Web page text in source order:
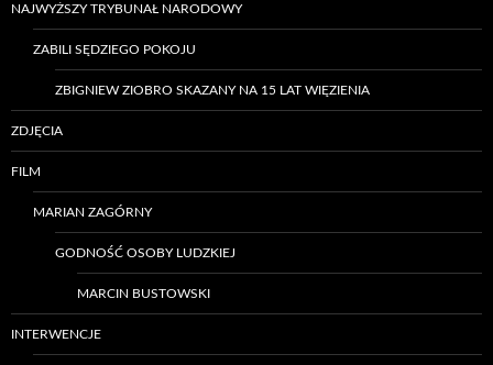
NAJWYŻSZY TRYBUNAŁ NARODOWY
ZABILI SĘDZIEGO POKOJU
ZBIGNIEW ZIOBRO SKAZANY NA 15 LAT WIĘZIENIA
ZDJĘCIA
FILM
MARIAN ZAGÓRNY
GODNOŚĆ OSOBY LUDZKIEJ
MARCIN BUSTOWSKI
INTERWENCJE